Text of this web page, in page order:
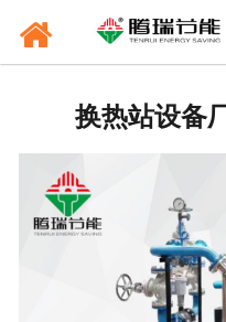
换热站设备